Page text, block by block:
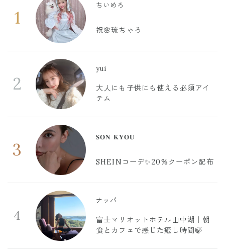
1
ちいめろ
祝🌸琉ちゃろ
2
yui
大人にも子供にも使える必須アイ
テム
3
𝐒𝐎𝐍 𝐊𝐘𝐎𝐔
SHEINコーデ✨20%クーポン配布
4
ナッパ
富士マリオットホテル山中湖｜朝
食とカフェで感じた癒し時間🍃